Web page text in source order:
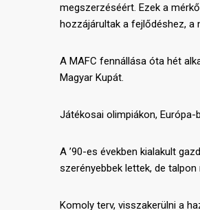
megszerzéséért. Ezek a
hozzájárultak a fejlődéshez, a
A MAFC fennállása óta hét
Magyar Kupát.
Játékosai olimpiákon, Európa-
A ’90-es években kialakult
szerényebbek lettek, de
Komoly terv, visszakerülni a